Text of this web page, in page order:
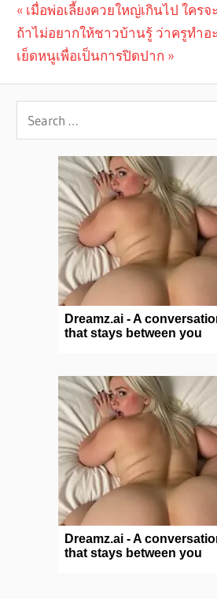
Post
navigation
Previous
Post:
เมื่อพ่อเลี้ยงควยใหญ่เกินไป ใคร
Next
Post:
ถ้าไม่อยากให้ชาวบ้านรู้ ว่าครูทำอ
เย็ดหนูเพื่อเป็นการปิดปาก